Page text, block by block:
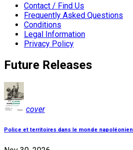
Contact / Find Us
Frequently Asked Questions
Conditions
Legal Information
Privacy Policy
Future Releases
cover
Police et territoires dans le monde napoléonien